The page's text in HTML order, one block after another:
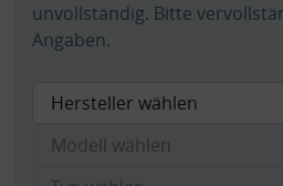
unvollständig. Bitte
Angaben.